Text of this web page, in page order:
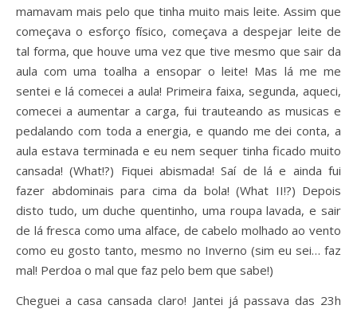
mamavam mais pelo que tinha muito mais leite. Assim que
começava o esforço físico, começava a despejar leite de
tal forma, que houve uma vez que tive mesmo que sair da
aula com uma toalha a ensopar o leite! Mas lá me me
sentei e lá comecei a aula! Primeira faixa, segunda, aqueci,
comecei a aumentar a carga, fui trauteando as musicas e
pedalando com toda a energia, e quando me dei conta, a
aula estava terminada e eu nem sequer tinha ficado muito
cansada! (What!?) Fiquei abismada! Saí de lá e ainda fui
fazer abdominais para cima da bola! (What II!?) Depois
disto tudo, um duche quentinho, uma roupa lavada, e sair
de lá fresca como uma alface, de cabelo molhado ao vento
como eu gosto tanto, mesmo no Inverno (sim eu sei… faz
mal! Perdoa o mal que faz pelo bem que sabe!)
Cheguei a casa cansada claro! Jantei já passava das 23h